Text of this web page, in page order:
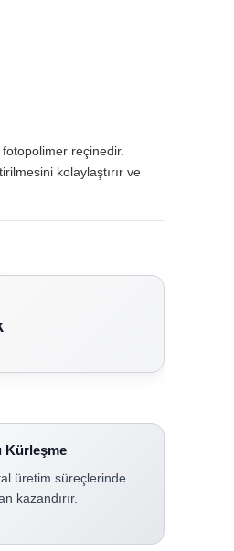
reçinedir.
kolaylaştırır ve
Kürleşme
üretim süreçlerinde
kazandırır.